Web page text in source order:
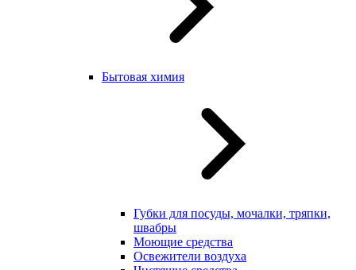
Бытовая химия
Губки для посуды, мочалки, тряпки,
швабры
Моющие средства
Освежители воздуха